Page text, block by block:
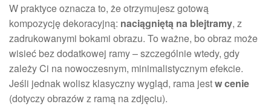
W praktyce oznacza to, że otrzymujesz gotową
kompozycję dekoracyjną: naciągniętą na blejtramy, z
zadrukowanymi bokami obrazu. To ważne, bo obraz może
wisieć bez dodatkowej ramy – szczególnie wtedy, gdy
zależy Ci na nowoczesnym, minimalistycznym efekcie.
Jeśli jednak wolisz klasyczny wygląd, rama jestw cenie
(dotyczy obrazów z ramą na zdjęciu).